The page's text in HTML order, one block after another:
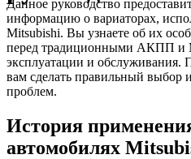
Данное руководство
информацию о вариаторах,
Mitsubishi. Вы узнаете об их
перед традиционными АКПП и
эксплуатации и обслуживания.
вам сделать правильный выбор
проблем.
История
автомобилях